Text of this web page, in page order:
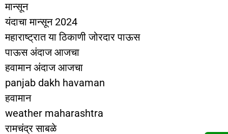
मान्सून
यंदाचा मान्सून 2024
महाराष्ट्रात या ठिकाणी जोरदार पाऊस
पाऊस अंदाज आजचा
हवामान अंदाज आजचा
panjab dakh havaman
हवामान
weather maharashtra
रामचंद्र साबळे